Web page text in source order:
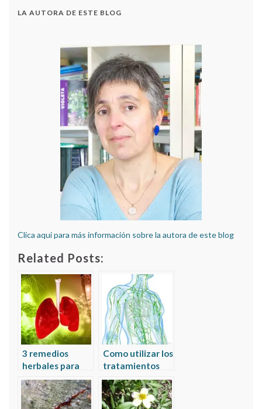
LA AUTORA DE ESTE BLOG
Clica aquí para más información sobre la autora de este blog
Related Posts:
3 remedios
herbales para
los casos de
resistencia
antibiótica en la
Como utilizar los
tratamientos
naturales en los
ganglios
inflamados